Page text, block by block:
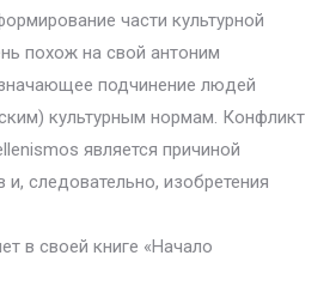
части культурной
похож на свой антоним
подчинение людей
культурным нормам. Конфликт
является причиной
следовательно, изобретения
в своей книге «Начало